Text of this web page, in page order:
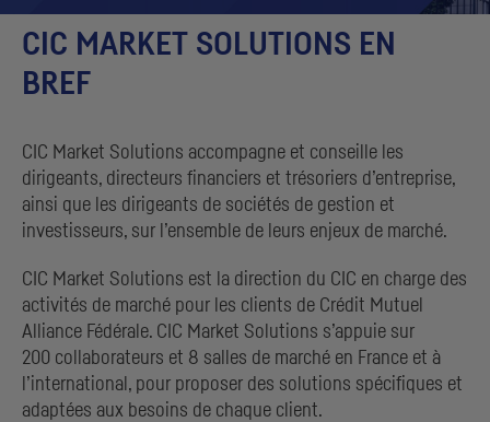
CIC MARKET SOLUTIONS EN
BREF
CIC Market Solutions accompagne et conseille les
dirigeants, directeurs financiers et trésoriers d’entreprise,
ainsi que les dirigeants de sociétés de gestion et
investisseurs, sur l’ensemble de leurs enjeux de marché.
CIC Market Solutions est la direction du CIC en charge des
activités de marché pour les clients de Crédit Mutuel
Alliance Fédérale. CIC Market Solutions s’appuie sur
200 collaborateurs et 8 salles de marché en France et à
l’international, pour proposer des solutions spécifiques et
adaptées aux besoins de chaque client.